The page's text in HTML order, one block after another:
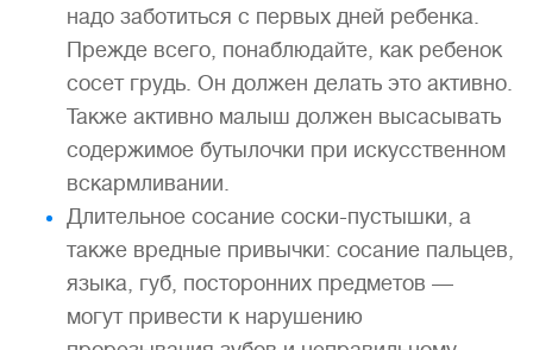
надо заботиться с первых дней ребенка.
Прежде всего, понаблюдайте, как ребенок
сосет грудь. Он должен делать это активно.
Также активно малыш должен высасывать
содержимое бутылочки при искусственном
вскармливании.
Длительное сосание соски-пустышки, а
также вредные привычки: сосание пальцев,
языка, губ, посторонних предметов —
могут привести к нарушению